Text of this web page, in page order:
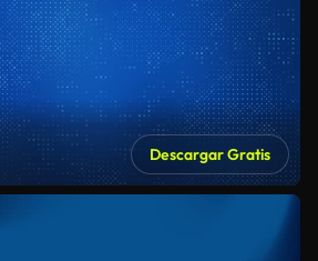
Descargar Gratis